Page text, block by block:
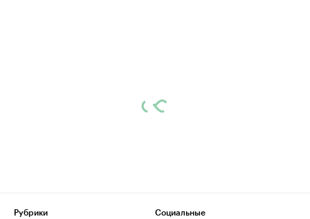
Рубрики
Социальные